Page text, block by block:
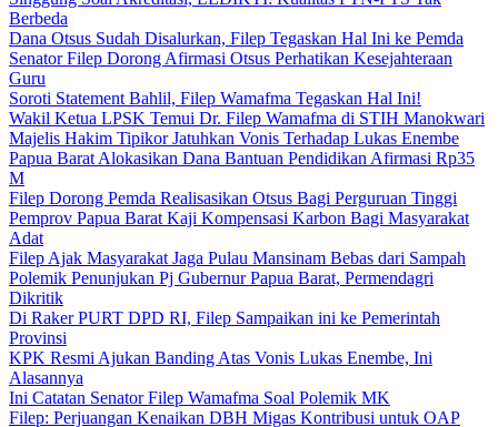
Berbeda
Dana Otsus Sudah Disalurkan, Filep Tegaskan Hal Ini ke Pemda
Senator Filep Dorong Afirmasi Otsus Perhatikan Kesejahteraan
Guru
Soroti Statement Bahlil, Filep Wamafma Tegaskan Hal Ini!
Wakil Ketua LPSK Temui Dr. Filep Wamafma di STIH Manokwari
Majelis Hakim Tipikor Jatuhkan Vonis Terhadap Lukas Enembe
Papua Barat Alokasikan Dana Bantuan Pendidikan Afirmasi Rp35
M
Filep Dorong Pemda Realisasikan Otsus Bagi Perguruan Tinggi
Pemprov Papua Barat Kaji Kompensasi Karbon Bagi Masyarakat
Adat
Filep Ajak Masyarakat Jaga Pulau Mansinam Bebas dari Sampah
Polemik Penunjukan Pj Gubernur Papua Barat, Permendagri
Dikritik
Di Raker PURT DPD RI, Filep Sampaikan ini ke Pemerintah
Provinsi
KPK Resmi Ajukan Banding Atas Vonis Lukas Enembe, Ini
Alasannya
Ini Catatan Senator Filep Wamafma Soal Polemik MK
Filep: Perjuangan Kenaikan DBH Migas Kontribusi untuk OAP